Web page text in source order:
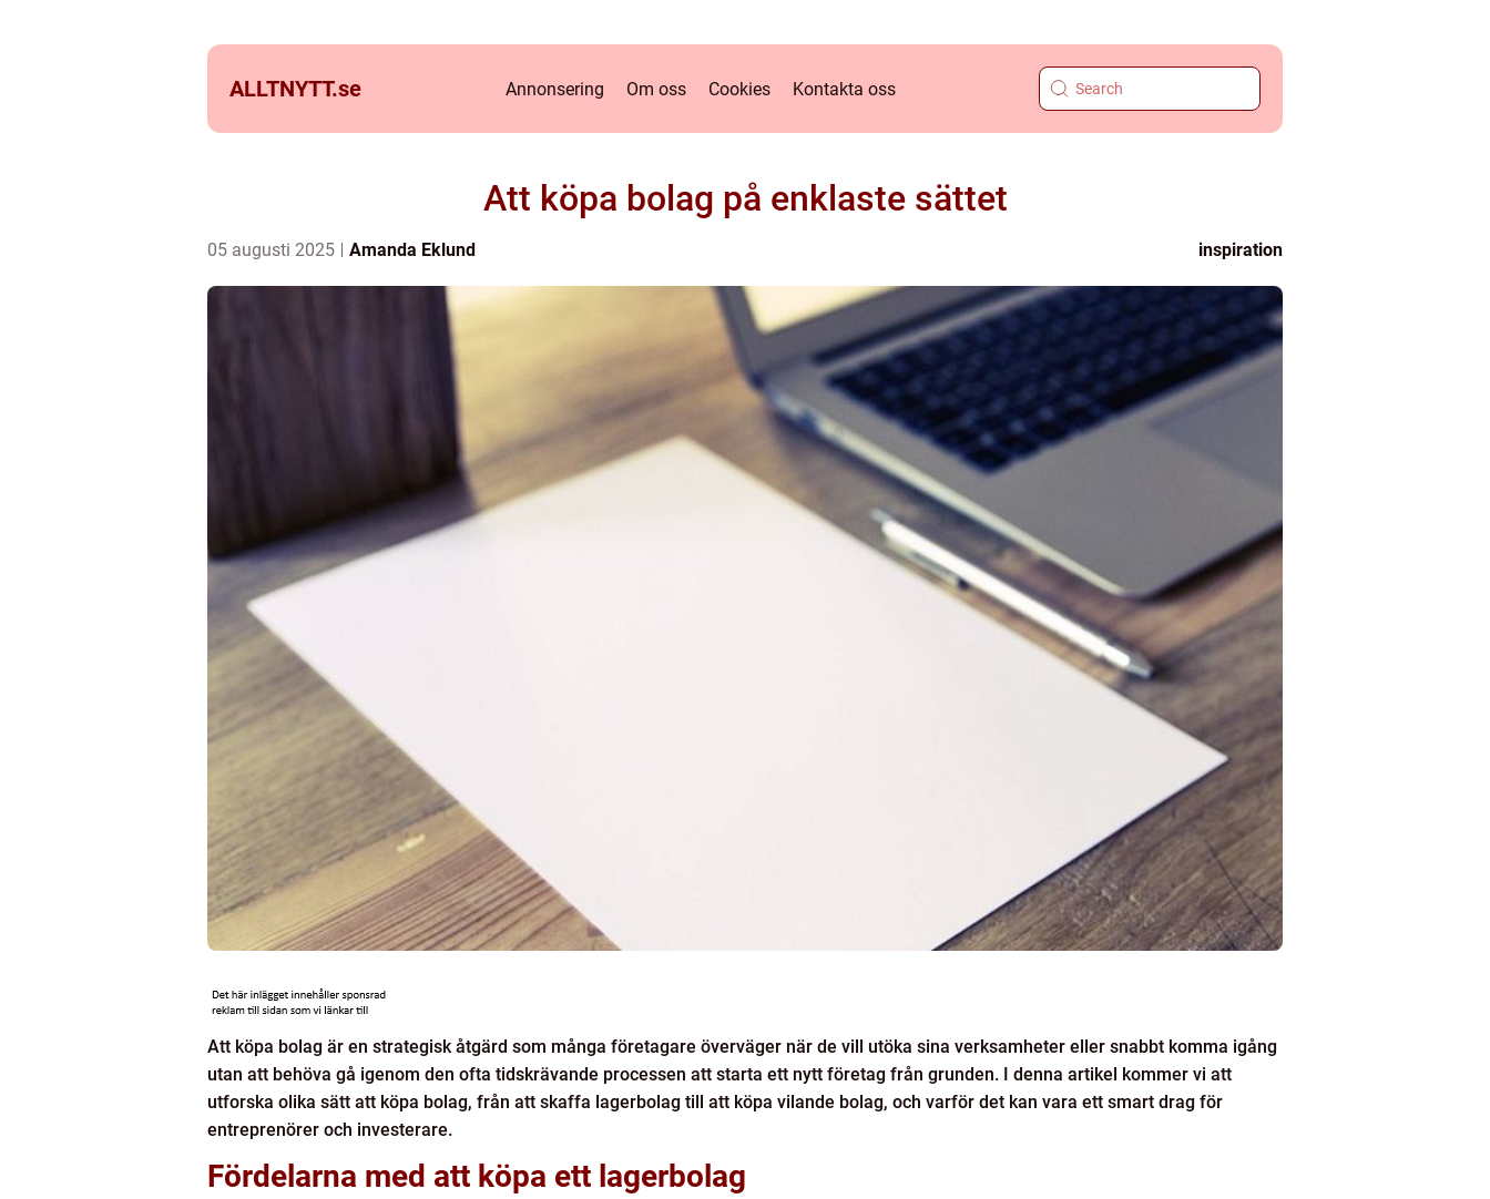
ALLTNYTT.se Annonsering Om oss Cookies Kontakta oss
Att köpa bolag på enklaste sättet
05 augusti 2025 Amanda Eklund inspiration
Att köpa bolag är en strategisk åtgärd som många företagare överväger när de vill utöka sina verksamheter eller snabbt komma igång
utan att behöva gå igenom den ofta tidskrävande processen att starta ett nytt företag från grunden. I denna artikel kommer vi att
utforska olika sätt att köpa bolag, från att skaffa lagerbolag till att köpa vilande bolag, och varför det kan vara ett smart drag för
entreprenörer och investerare.
Fördelarna med att köpa ett lagerbolag